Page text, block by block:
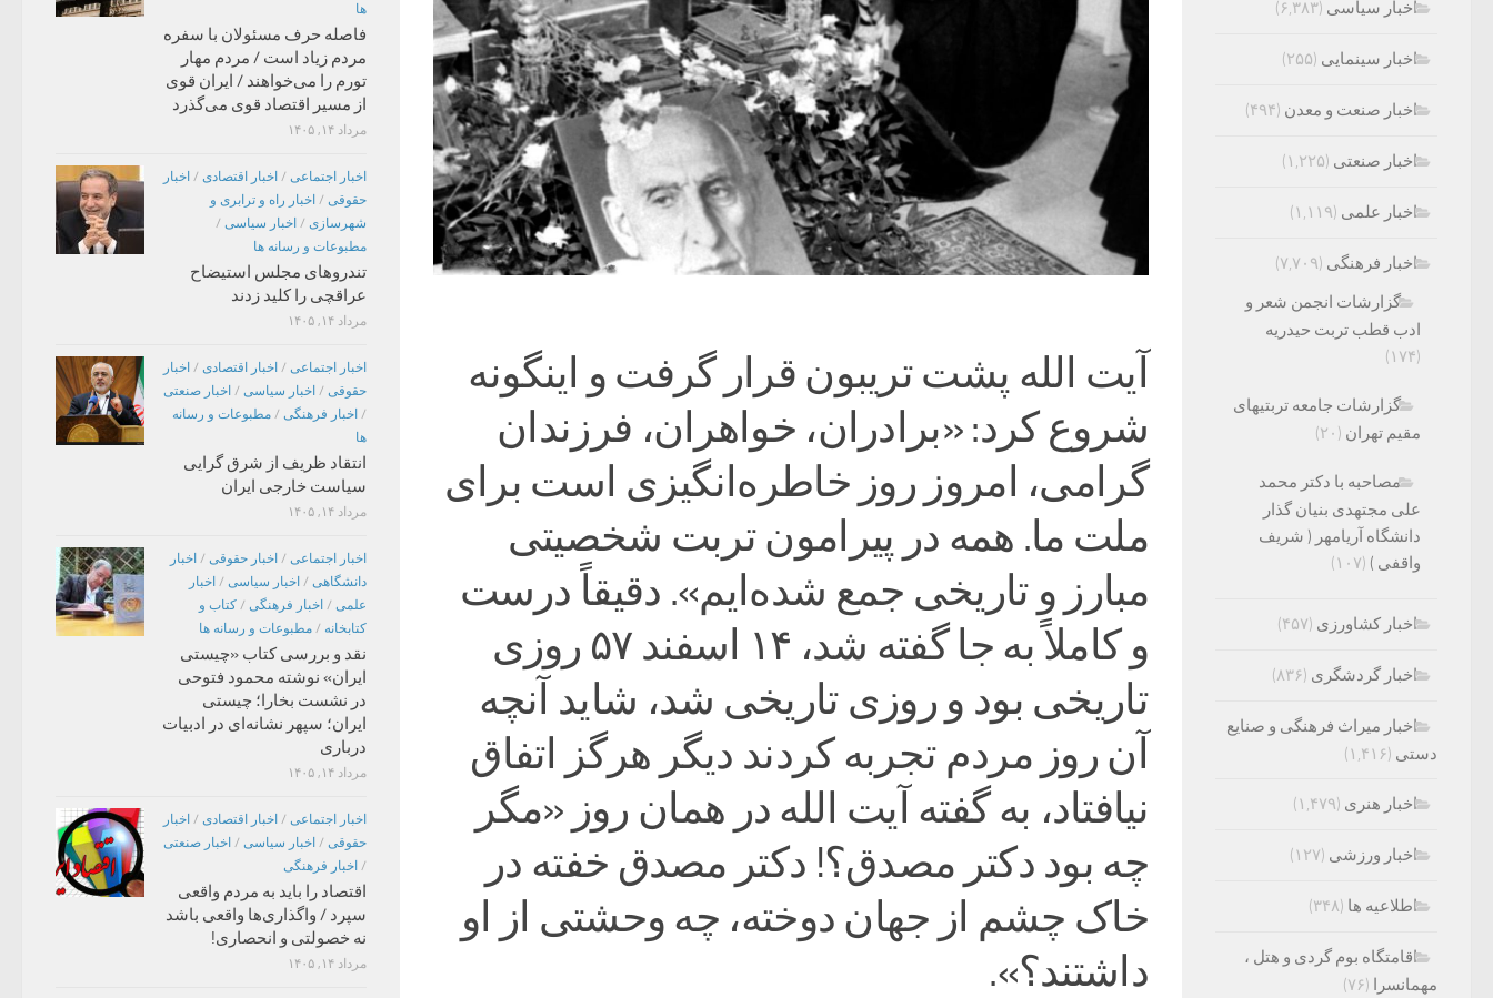
آیت الله پشت تریبون قرار گرفت و اینگونه
شروع کرد: «برادران، خواهران، فرزندان
گرامی، امروز روز خاطره‌انگیزی است برای
ملت ما. همه در پیرامون تربت شخصیتی
مبارز و تاریخی جمع شده‌ایم». دقیقاً درست
و کاملاً به جا گفته شد، ۱۴ اسفند ۵۷ روزی
تاریخی بود و روزی تاریخی شد، شاید آنچه
آن روز مردم تجربه کردند دیگر هرگز اتفاق
نیافتاد، به گفته آیت الله در همان روز «مگر
چه بود دکتر مصدق؟! دکتر مصدق خفته در
خاک چشم از جهان دوخته، چه وحشتی از او
داشتند؟».
ها
فاصله حرف مسئولان با سفره
مردم زیاد است / مردم مهار
تورم را می‌خواهند / ایران قوی
از مسیر اقتصاد قوی می‌گذرد
مرداد ۱۴, ۱۴۰۵
اخبار اجتماعی / اخبار اقتصادی / اخبار
حقوقی / اخبار راه و ترابری و
شهرسازی / اخبار سیاسی /
مطبوعات و رسانه ها
تندروهای مجلس استیضاح
عراقچی را کلید زدند
مرداد ۱۴, ۱۴۰۵
اخبار اجتماعی / اخبار اقتصادی / اخبار
حقوقی / اخبار سیاسی / اخبار صنعتی
/ اخبار فرهنگی / مطبوعات و رسانه
ها
انتقاد ظریف از شرق گرایی
سیاست خارجی ایران
مرداد ۱۴, ۱۴۰۵
اخبار اجتماعی / اخبار حقوقی / اخبار
دانشگاهی / اخبار سیاسی / اخبار
علمی / اخبار فرهنگی / کتاب و
کتابخانه / مطبوعات و رسانه ها
نقد و بررسی کتاب «چیستی
ایران» نوشته محمود فتوحی
در نشست بخارا؛ چیستی
ایران؛ سپهر نشانه‌ای در ادبیات
درباری
مرداد ۱۴, ۱۴۰۵
اخبار اجتماعی / اخبار اقتصادی / اخبار
حقوقی / اخبار سیاسی / اخبار صنعتی
/ اخبار فرهنگی
اقتصاد را باید به مردم واقعی
سپرد / واگذاری‌ها واقعی باشد
نه خصولتی و انحصاری!
مرداد ۱۴, ۱۴۰۵
اخبار سیاسی (۶,۳۸۳)
اخبار سینمایی (۲۵۵)
اخبار صنعت و معدن (۴۹۴)
اخبار صنعتی (۱,۲۲۵)
اخبار علمی (۱,۱۱۹)
اخبار فرهنگی (۷,۷۰۹)
گزارشات انجمن شعر و
ادب قطب تربت حیدریه
(۱۷۴)
گزارشات جامعه تربتیهای
مقیم تهران (۲۰)
مصاحبه با دکتر محمد
علی مجتهدی بنیان گذار
دانشگاه آریامهر ( شریف
واقفی ) (۱۰۷)
اخبار کشاورزی (۴۵۷)
اخبار گردشگری (۸۳۶)
اخبار میراث فرهنگی و صنایع
دستی (۱,۴۱۶)
اخبار هنری (۱,۴۷۹)
اخبار ورزشی (۱۲۷)
اطلاعیه ها (۳۴۸)
اقامتگاه بوم گردی و هتل ،
مهمانسرا (۷۶)